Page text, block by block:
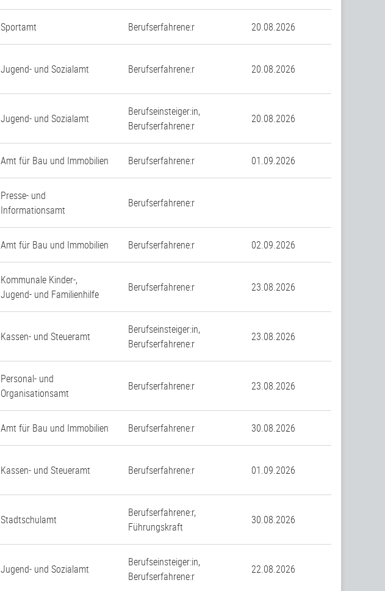
Sportamt Berufserfahrene:r 20.08.2026
Jugend- und Sozialamt Berufserfahrene:r 20.08.2026
Jugend- und Sozialamt
Berufseinsteiger:in,
Berufserfahrene:r
20.08.2026
Amt für Bau und Immobilien Berufserfahrene:r 01.09.2026
Presse- und
Informationsamt
Berufserfahrene:r
Amt für Bau und Immobilien Berufserfahrene:r 02.09.2026
Kommunale Kinder-,
Jugend- und Familienhilfe
Berufserfahrene:r 23.08.2026
Kassen- und Steueramt
Berufseinsteiger:in,
Berufserfahrene:r
23.08.2026
Personal- und
Organisationsamt
Berufserfahrene:r 23.08.2026
Amt für Bau und Immobilien Berufserfahrene:r 30.08.2026
Kassen- und Steueramt Berufserfahrene:r 01.09.2026
Stadtschulamt
Berufserfahrene:r,
Führungskraft
30.08.2026
Jugend- und Sozialamt
Berufseinsteiger:in,
Berufserfahrene:r
22.08.2026